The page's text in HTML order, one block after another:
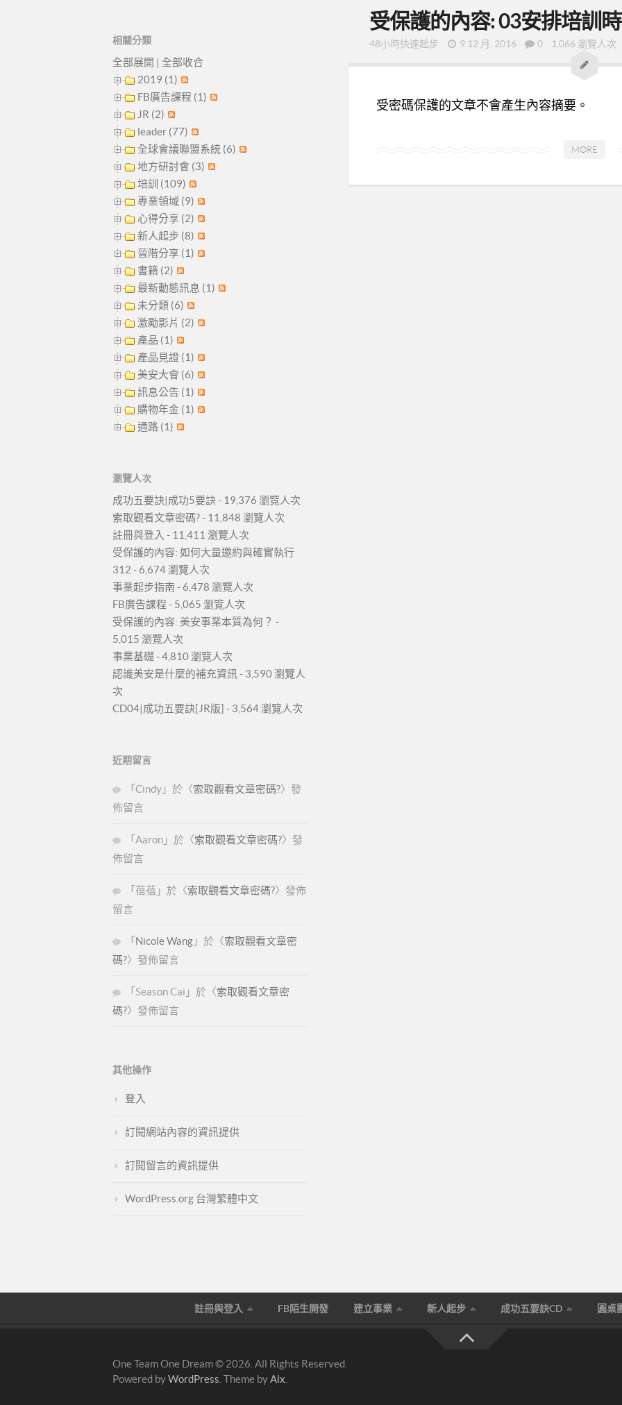
受保護的內容: 03安排培訓
48小時快速起步 9 12 月, 2016 0 1,066 瀏覽人次
受密碼保護的文章不會產生內容摘要。
MORE
相關分類
全部展開 | 全部收合
2019 (1)
FB廣告課程 (1)
JR (2)
leader (77)
全球會議聯盟系統 (6)
地方研討會 (3)
培訓 (109)
專業領域 (9)
心得分享 (2)
新人起步 (8)
晉階分享 (1)
書籍 (2)
最新動態訊息 (1)
未分類 (6)
激勵影片 (2)
產品 (1)
產品見證 (1)
美安大會 (6)
訊息公告 (1)
購物年金 (1)
通路 (1)
瀏覽人次
成功五要訣|成功5要訣- 19,376 瀏覽人次
索取觀看文章密碼?- 11,848 瀏覽人次
註冊與登入 - 11,411 瀏覽人次
受保護的內容: 如何大量邀約與確實執行
312 - 6,674 瀏覽人次
事業起步指南 - 6,478 瀏覽人次
FB廣告課程 - 5,065 瀏覽人次
受保護的內容: 美安事業本質為何？ -
5,015 瀏覽人次
事業基礎- 4,810 瀏覽人次
認識美安是什麼的補充資訊 - 3,590 瀏覽人
次
CD04|成功五要訣[JR版] - 3,564 瀏覽人次
近期留言
「 Cindy 」於〈索取觀看文章密碼?〉發
佈留言
「 Aaron 」於〈索取觀看文章密碼?〉發
佈留言
「 蓓蓓 」於〈索取觀看文章密碼?〉發佈
留言
「 Nicole Wang 」於〈索取觀看文章密
碼?〉發佈留言
「 Season Cai 」於〈索取觀看文章密
碼?〉發佈留言
其他操作
登入
訂閱網站內容的資訊提供
訂閱留言的資訊提供
WordPress.org 台灣繁體中文
註冊與登入 FB陌生開發 建立事業 新人起步 成功五要訣CD 圓桌
One Team One Dream © 2026. All Rights Reserved.
Powered byWordPress . Theme byAlx